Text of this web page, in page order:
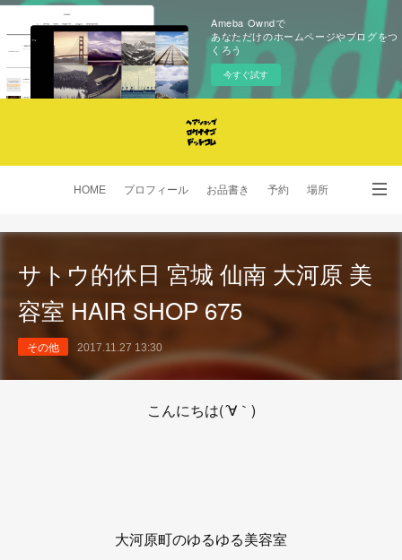
Ameba Owndで
あなただけのホームページやブログをつ
くろう
今すぐ試す
HOME プロフィール お品書き 予約 場所
SNS
サトウ的休日 宮城 仙南 大河原 美
容室 HAIR SHOP 675
その他 2017.11.27 13:30
こんにちは(´∀｀)
大河原町のゆるゆる美容室